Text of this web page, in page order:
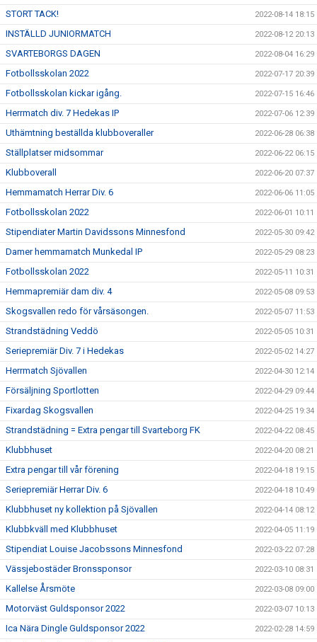
STORT TACK! 2022-08-14 18:15
INSTÄLLD JUNIORMATCH 2022-08-12 20:13
SVARTEBORGS DAGEN 2022-08-04 16:29
Fotbollsskolan 2022 2022-07-17 20:39
Fotbollsskolan kickar igång. 2022-07-15 16:46
Herrmatch div. 7 Hedekas IP 2022-07-06 12:39
Uthämtning beställda klubboveraller 2022-06-28 06:38
Ställplatser midsommar 2022-06-22 06:15
Klubboverall 2022-06-20 07:37
Hemmamatch Herrar Div. 6 2022-06-06 11:05
Fotbollsskolan 2022 2022-06-01 10:11
Stipendiater Martin Davidssons Minnesfond 2022-05-30 09:42
Damer hemmamatch Munkedal IP 2022-05-29 08:23
Fotbollsskolan 2022 2022-05-11 10:31
Hemmapremiär dam div. 4 2022-05-08 09:53
Skogsvallen redo för vårsäsongen. 2022-05-07 11:53
Strandstädning Veddö 2022-05-05 10:31
Seriepremiär Div. 7 i Hedekas 2022-05-02 14:27
Herrmatch Sjövallen 2022-04-30 12:14
Försäljning Sportlotten 2022-04-29 09:44
Fixardag Skogsvallen 2022-04-25 19:34
Strandstädning = Extra pengar till Svarteborg FK 2022-04-22 08:45
Klubbhuset 2022-04-20 08:21
Extra pengar till vår förening 2022-04-18 19:15
Seriepremiär Herrar Div. 6 2022-04-18 10:49
Klubbhuset ny kollektion på Sjövallen 2022-04-14 08:12
Klubbkväll med Klubbhuset 2022-04-05 11:19
Stipendiat Louise Jacobssons Minnesfond 2022-03-22 07:28
Vässjebostäder Bronssponsor 2022-03-10 08:31
Kallelse Årsmöte 2022-03-08 09:00
Motorväst Guldsponsor 2022 2022-03-07 10:13
Ica Nära Dingle Guldsponsor 2022 2022-02-28 14:59